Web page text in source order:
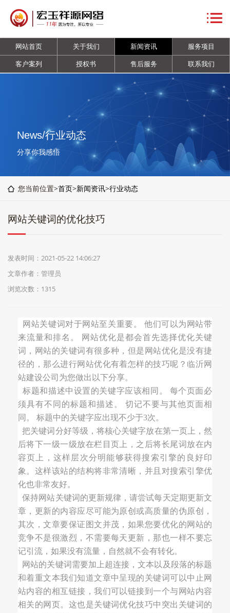
站
首
关
于
新
列
书
后
联
网站首页 关于我们 新闻资讯
服务项目
客户案列
授权书 售后服务 联系我们
News/行业动态
分享你我感悟
您当前位置>首页>新闻资讯>行业动态
网站关键词的优化技巧
发表时间：2021-05-22 14:06:27
文章作者：管理员
浏览次数：1315
网站关键词 对于网站至关重要。
他们可以为网站带
来流量和排名。
网站优化是都会首先选择优化关键
词，网站的关键词有很多种，但是网站优化是没有捷
径的 ，那么进行网站优化有着怎样的技巧呢？临沂网
站建设公司为您做出以下分享。
标题和描述中设置的关键字应该相同。
每个页面必
须具有不同的标题和描述。
切记不要与其他页面相
同。
标题中的关键字应出现不少于3次。
把关键词分好等级 ，将核心关键字放在第一页上，然
后将下一级一级放在栏目页上，之后将长尾词放在内
容页上，这样层次分明能够获得搜索引擎的良好印
象。这样该站的结构将非常清晰，并且对搜索引擎优
化也非常友好。
保持网站关键词的更新规律，请尝试每天定期更新文
章 ，更新的内容应尽可能为原创或高质量的伪原创，
其次，文章要保证图文并茂，如果您要优化的网站的
竞争不是很激烈，不需要每天更新，那也一样不要忘
记引流，如果没有流量，自然就不会有转化。
网站的关键词需要加上超连接，文本以及段落的标题
和着重文本我们知道文章中呈现的关键词可以中止网
站内容的相互链接，我们可以链接到一个与网站内容
相关的网页。这也是关键词优化技巧中突出关键词的